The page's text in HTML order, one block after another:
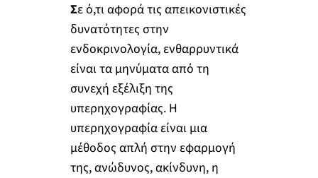
Σε ό,τι αφορά τις απεικονιστικές
δυνατότητες στην
ενδοκρινολογία, ενθαρρυντικά
είναι τα μηνύματα από τη
συνεχή εξέλιξη της
υπερηχογραφίας. Η
υπερηχογραφία είναι μια
μέθοδος απλή στην εφαρμογή
της, ανώδυνος, ακίνδυνη, η